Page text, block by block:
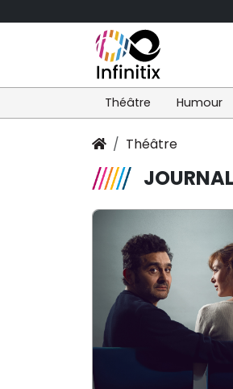
Théâtre Humour
Théâtre